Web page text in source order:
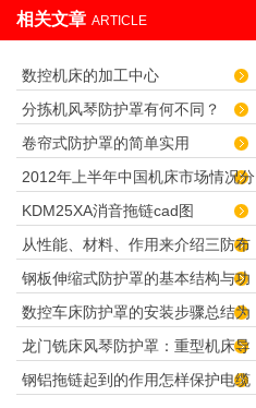
相关文章 ARTICLE
数控机床的加工中心
分拣机风琴防护罩有何不同？
卷帘式防护罩的简单实用
2012年上半年中国机床市场情况分
析
KDM25XA消音拖链cad图
从性能、材料、作用来介绍三防布
油缸保护套
钢板伸缩式防护罩的基本结构与功
能介绍
数控车床防护罩的安装步骤总结为
六步骤，快来看看
龙门铣床风琴防护罩：重型机床导
轨防护可靠之选
钢铝拖链起到的作用怎样保护电缆